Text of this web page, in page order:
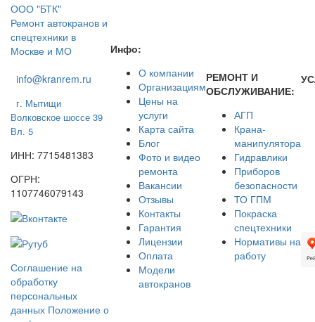
ООО "БТК"
Ремонт автокранов и
спецтехники в
Москве и МО
info@kranrem.ru
г. Мытищи
Волковское шоссе 39
Вл. 5
ИНН: 7715481383
ОГРН:
1107746079143
Соглашение на
обработку
персональных
данных Положение о
Инфо:
О компании
Организациям
Цены на
услуги
Карта сайта
Блог
Фото и видео
ремонта
Вакансии
Отзывы
Контакты
Гарантия
Лицензии
Оплата
Модели
автокранов
РЕМОНТ И
ОБСЛУЖИВАНИЕ:
АГП
Крана-
манипулятора
Гидравлики
Приборов
безопасности
ТО ГПМ
Покраска
спецтехники
Нормативы на
работу